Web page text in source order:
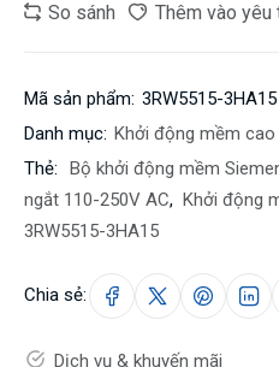
So sánh Thêm vào yêu
Mã sản phẩm: 3RW5515-3HA15
Danh mục: Khởi động mềm cao
Thẻ:
Bộ khởi động mềm
ngắt 110-250V AC, Khởi động
3RW5515-3HA15
Chia sẻ:
Dịch vụ & khuyến mãi